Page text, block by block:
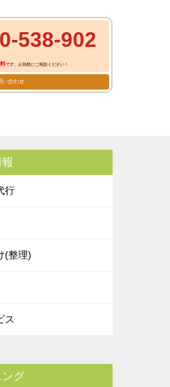
538-902
です。お気軽にご相談ください！
い合わせ
行
(整理)
ス
グ